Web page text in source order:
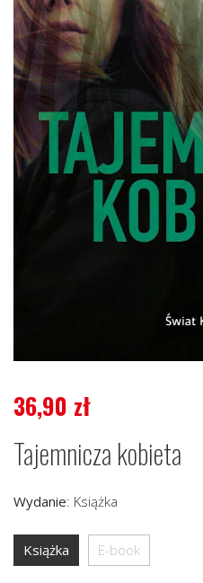
36,90 zł
Tajemnicza kobieta
Wydanie: Książka
Książka E-book